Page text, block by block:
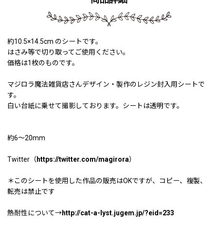
約10.5×14.5cm のシートです。
はさみ等で切り取ってご使用ください。
価格は1枚のものです。
マジロラ魔法雑貨店さんデザイン・製作のレジン封入用シートで
す。
白い台紙に乗せて撮影しております。シートは透明です。
約6〜20mm
Twitter（ https://twitter.com/magirora）
＊このシートを使用した作品の販売はOKですが、コピー、複製、
転売は禁止です
熱耐性について→http://cat-a-lyst.jugem.jp/?eid=233